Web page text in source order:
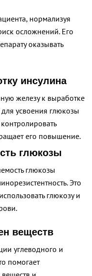
нормализуя
осложнений. Его
оказывать
инсулина
железу к выработке
усвоения глюкозы
его повышение.
глюкозы
глюкозы
Это
глюкозу и
веществ
углеводного и
помогает